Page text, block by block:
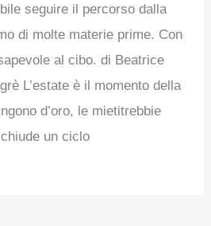
seguire il percorso dalla
di molte materie prime. Con
al cibo. di Beatrice
L’estate è il momento della
d’oro, le mietitrebbie
un ciclo